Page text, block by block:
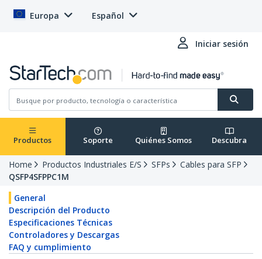
Europa Español
Iniciar sesión
Productos Soporte Quiénes Somos Descubra
Home Productos Industriales E/S SFPs
Cables para SFP
QSFP4SFPPC1M
General
Descripción del Producto
Especificaciones Técnicas
Controladores y Descargas
FAQ y cumplimiento